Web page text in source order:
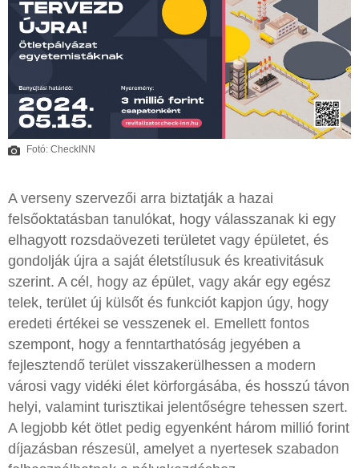
Fotó: CheckINN
A verseny szervezői arra biztatják a hazai
felsőoktatásban tanulókat, hogy válasszanak ki egy
elhagyott rozsdaövezeti területet vagy épületet, és
gondolják újra a saját életstílusuk és kreativitásuk
szerint. A cél, hogy az épület, vagy akár egy egész
telek, terület új külsőt és funkciót kapjon úgy, hogy
eredeti értékei se vesszenek el. Emellett fontos
szempont, hogy a fenntarthatóság jegyében a
fejlesztendő terület visszakerülhessen a modern
városi vagy vidéki élet körforgásába, és hosszú távon
helyi, valamint turisztikai jelentőségre tehessen szert.
A legjobb két ötlet pedig egyenként három millió forint
díjazásban részesül, amelyet a nyertesek szabadon